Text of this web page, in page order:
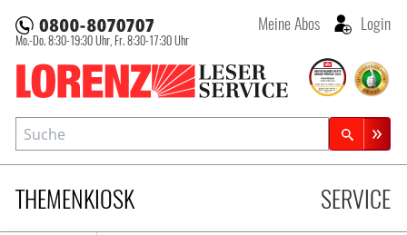
Lorenz Leserservice
Mo.-Do. 8:30-19:30 Uhr, Fr. 8:30-17:30 Uhr
Meine Abos Login
THEMENKIOSK
SERVICE
Suche
Zeitschriftensuche